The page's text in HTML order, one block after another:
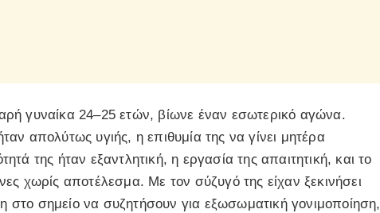
γυναίκα 24–25 ετών, βίωνε έναν εσωτερικό αγώνα.
απολύτως υγιής, η επιθυμία της να γίνει μητέρα
της ήταν εξαντλητική, η εργασία της απαιτητική, και το
χωρίς αποτέλεσμα. Με τον σύζυγό της είχαν ξεκινήσει
στο σημείο να συζητήσουν για εξωσωματική γονιμοποίηση,